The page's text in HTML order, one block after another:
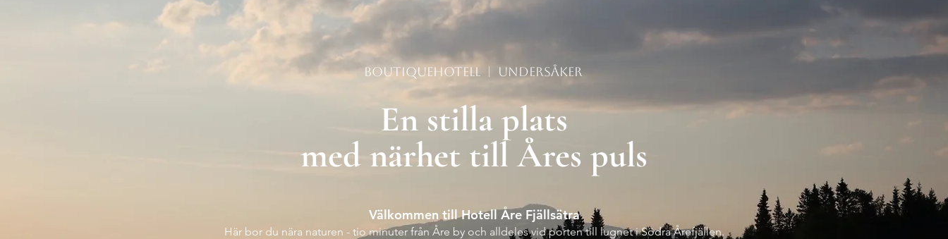
BOUTIQUEHOTELL | UNDERSÅKER
En stilla plats
med närhet till Åres puls
Välkommen till Hotell Åre Fjällsätra
Här bor du nära naturen - tio minuter från Åre by och alldeles vid porten till lugnet i Södra Årefjällen.